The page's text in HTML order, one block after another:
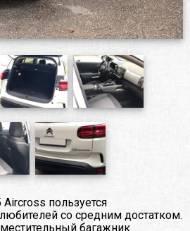
пользуется
со средним достатком.
багажник